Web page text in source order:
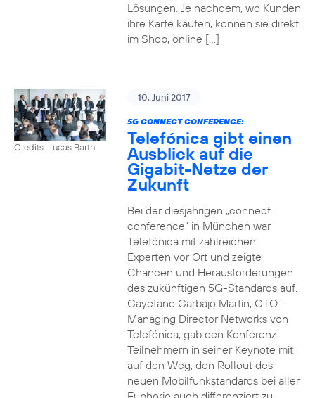
Lösungen. Je nachdem, wo Kunden
ihre Karte kaufen, können sie direkt
im Shop, online […]
Credits: Lucas Barth
10. Juni 2017
5G CONNECT CONFERENCE:
Telefónica gibt einen
Ausblick auf die
Gigabit-Netze der
Zukunft
Bei der diesjährigen „connect
conference“ in München war
Telefónica mit zahlreichen
Experten vor Ort und zeigte
Chancen und Herausforderungen
des zukünftigen 5G-Standards auf.
Cayetano Carbajo Martín, CTO –
Managing Director Networks von
Telefónica, gab den Konferenz-
Teilnehmern in seiner Keynote mit
auf den Weg, den Rollout des
neuen Mobilfunkstandards bei aller